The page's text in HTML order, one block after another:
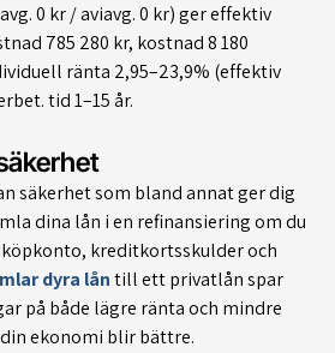
0 kr / aviavg. 0 kr) ger effektiv
785 280 kr, kostnad 8 180
ränta 2,95–23,9% (effektiv
tid 1–15 år.
säkerhet som bland annat ger dig
dina lån i en refinansiering om du
kreditkortsskulder och
dyra låntill ett privatlån spar
på både lägre ränta och mindre
ekonomi blir bättre.